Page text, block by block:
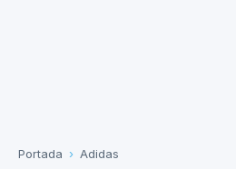
Portada › Adidas